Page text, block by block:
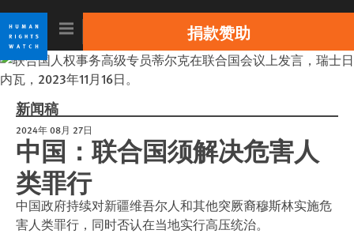
Skip
to
cookie
privacy
notice
Skip
to
main
content
捐款赞助
搜寻
趋势 // 香港反修例抗争
罗兴亚危机
国家
主题
新闻稿
2024年 08月 27日
中国：联合国须解决危害人
类罪行
中国政府持续对新疆维吾尔人和其他突厥裔穆斯林实施危
害人类罪行，同时否认在当地实行高压统治。